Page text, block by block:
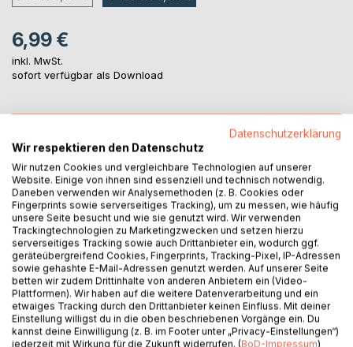
6,99 €
inkl. MwSt.
sofort verfügbar als Download
Auf die Merkliste
Titel bewerten
BESCHREIBUNG
Datenschutzerklärung
Wir respektieren den Datenschutz
Wir nutzen Cookies und vergleichbare Technologien auf unserer
Website. Einige von ihnen sind essenziell und technisch notwendig.
Daneben verwenden wir Analysemethoden (z. B. Cookies oder
Fingerprints sowie serverseitiges Tracking), um zu messen, wie häufig
unsere Seite besucht und wie sie genutzt wird. Wir verwenden
Trackingtechnologien zu Marketingzwecken und setzen hierzu
serverseitiges Tracking sowie auch Drittanbieter ein, wodurch ggf.
geräteübergreifend Cookies, Fingerprints, Tracking-Pixel, IP-Adressen
sowie gehashte E-Mail-Adressen genutzt werden. Auf unserer Seite
betten wir zudem Drittinhalte von anderen Anbietern ein (Video-
Plattformen). Wir haben auf die weitere Datenverarbeitung und ein
etwaiges Tracking durch den Drittanbieter keinen Einfluss. Mit deiner
Einstellung willigst du in die oben beschriebenen Vorgänge ein. Du
kannst deine Einwilligung (z. B. im Footer unter „Privacy-Einstellungen“)
jederzeit mit Wirkung für die Zukunft widerrufen. (BoD-Impressum)